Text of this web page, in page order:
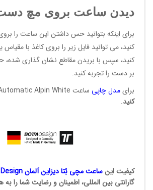
دیدن ساعت بروی مچ
برای اینکه بتوانید حس داشتن این ساعت را
کنید، می توانید فایل زیر را بروی کاغذ با
کنید، سپس با بریدن مقاطع نشان گذاری
بر دست را تجربه کنید.
برایمدلچاپی ساعت NOVA Automatic Alpin White
کنید.
کیفیت اینساعت مچی بُتادیزاین آلمان
گارانتی بین المللی، اطمینان و رضایت شما را